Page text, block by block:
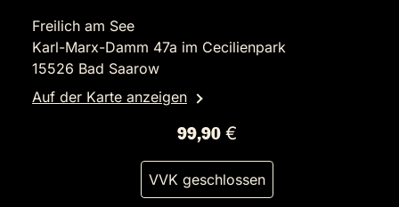
Freilich am See
Karl-Marx-Damm 47a im Cecilienpark
15526 Bad Saarow
Auf der Karte anzeigen
99,90 €
VVK geschlossen